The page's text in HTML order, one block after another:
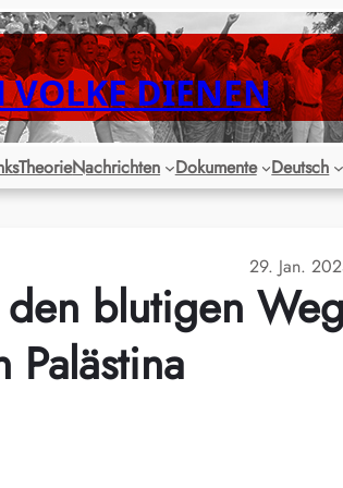
VOLKE DIENEN
TheorieNachrichten Dokumente Deutsch
29. Jan.
blutigen Weg